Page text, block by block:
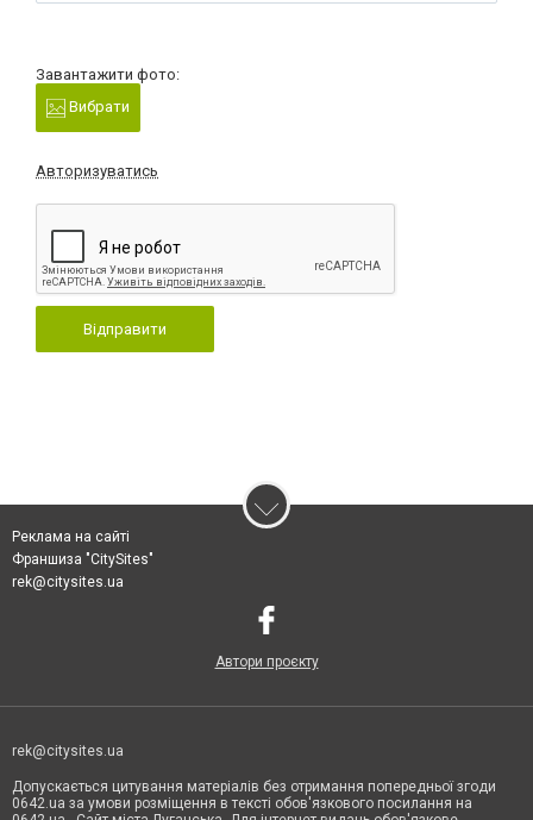
Завантажити фото:
Вибрати
Авторизуватись
Відправити
Реклама на сайті
Франшиза "CitySites"
rek@citysites.ua
Автори проєкту
rek@citysites.ua
Допускається цитування матеріалів без отримання попередньої згоди
0642.ua за умови розміщення в тексті обов'язкового посилання на